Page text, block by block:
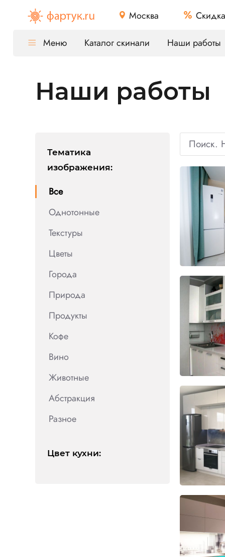
Москва
Меню Каталог скинали Наши работы
Наши работы
Тематика
изображения:
Все
Однотонные
Текстуры
Цветы
Города
Природа
Продукты
Кофе
Вино
Животные
Абстракция
Разное
Цвет кухни: